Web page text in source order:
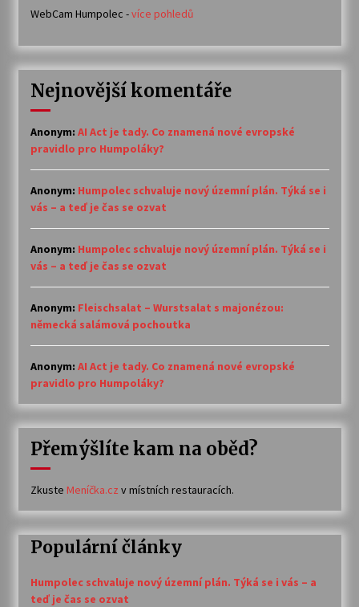
WebCam Humpolec -více pohledů
Nejnovější komentáře
Anonym: AI Act je tady. Co znamená nové evropské
pravidlo pro Humpoláky?
Anonym: Humpolec schvaluje nový územní plán. Týká se i
vás – a teď je čas se ozvat
Anonym: Humpolec schvaluje nový územní plán. Týká se i
vás – a teď je čas se ozvat
Anonym: Fleischsalat – Wurstsalat s majonézou:
německá salámová pochoutka
Anonym: AI Act je tady. Co znamená nové evropské
pravidlo pro Humpoláky?
Přemýšlíte kam na oběd?
Zkuste Meníčka.cz v místních restauracích.
Populární články
Humpolec schvaluje nový územní plán. Týká se i vás – a
teď je čas se ozvat